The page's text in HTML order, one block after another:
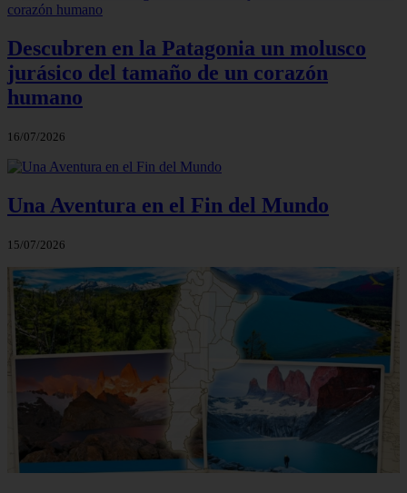
Descubren en la Patagonia un molusco
jurásico del tamaño de un corazón
humano
16/07/2026
Una Aventura en el Fin del Mundo
15/07/2026